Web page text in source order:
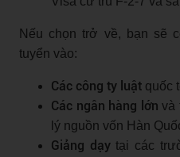
Nếu chọn trở về, bạn sẽ
tuyển vào:
Các công ty luật quốc
Các ngân hàng lớn và
lý nguồn vốn Hàn
Giảng dạytại các